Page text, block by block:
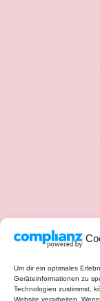
Um dir ein optimales
Geräteinformationen zu
Technologien zustimmst,
Website verarbeiten.